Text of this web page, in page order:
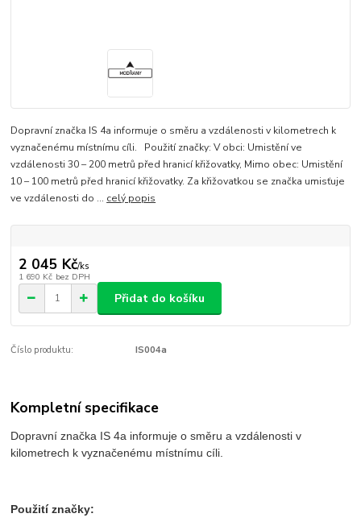
Dopravní značka IS 4a informuje o směru a vzdálenosti v kilometrech k
vyznačenému místnímu cíli. Použití značky: V obci: Umistění ve
vzdálenosti 30 – 200 metrů před hranicí křižovatky, Mimo obec: Umistění
10 – 100 metrů před hranicí křižovatky. Za křižovatkou se značka umisťuje
ve vzdálenosti do ... celý popis
2 045 Kč/ks
1 690 Kč bez DPH
Přidat do košíku
Číslo produktu: IS004a
Kompletní specifikace
Dopravní značka IS 4a informuje o směru a vzdálenosti v
kilometrech k vyznačenému místnímu cíli.
Použití značky: